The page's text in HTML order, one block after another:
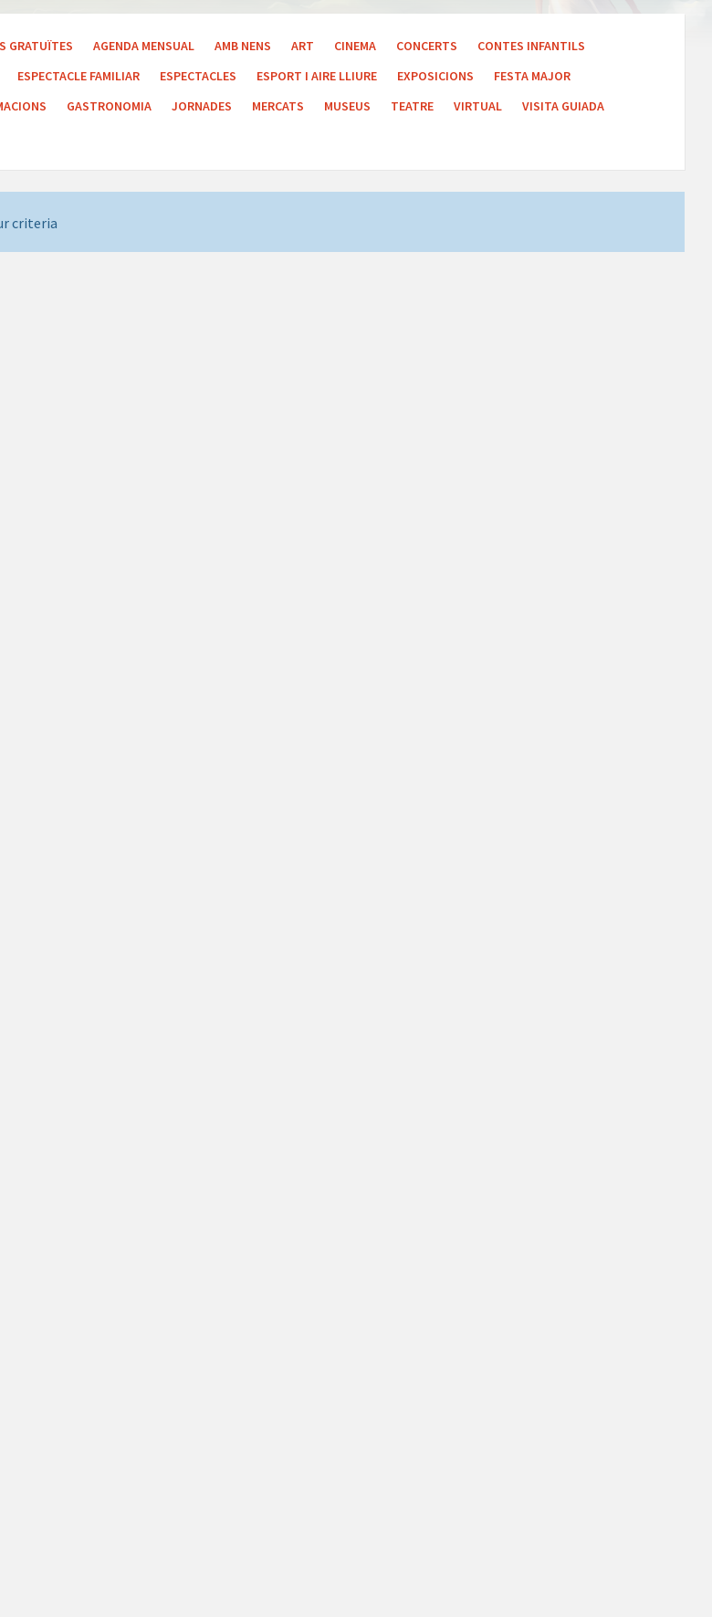
GRATUÏTES AGENDA MENSUAL AMB NENS ART CINEMA CONCERTS
CONTES INFANTILS
ESPECTACLE FAMILIAR ESPECTACLES ESPORT I AIRE LLIURE EXPOSICIONS
FESTA MAJOR
GASTRONOMIA JORNADES MERCATS MUSEUS TEATRE VIRTUAL
VISITA GUIADA
criteria